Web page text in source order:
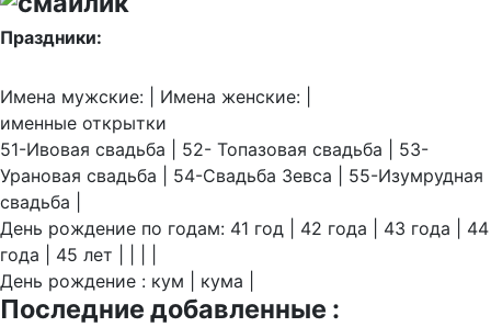
Праздники:
Имена мужские: | Имена женские: |
именные открытки
51-Ивовая свадьба | 52- Топазовая свадьба | 53-
Урановая свадьба | 54-Свадьба Зевса | 55-Изумрудная
свадьба |
День рождение по годам: 41 год | 42 года | 43 года | 44
года | 45 лет | | | |
День рождение : кум | кума |
Последние добавленные :